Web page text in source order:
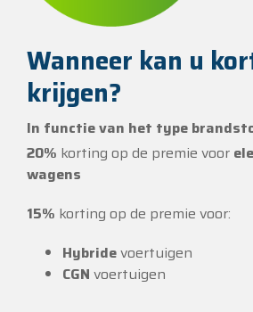
Wanneer kan u
krijgen?
In functie van het type
20% korting op de premie voor
wagens
15% korting op de premie voor:
Hybridevoertuigen
CGN voertuigen